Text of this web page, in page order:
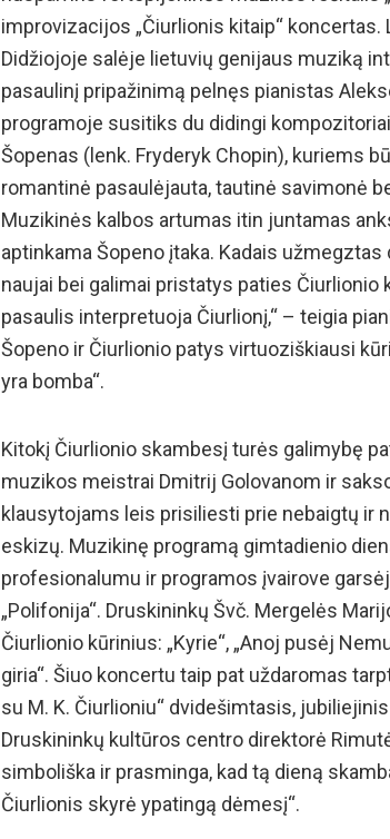
improvizacijos „Čiurlionis kitaip“
Didžiojoje salėje lietuvių genijaus muziką
pasaulinį pripažinimą pelnęs pianistas
programoje susitiks du didingi
Šopenas (lenk. Fryderyk Chopin), kuriems
romantinė pasaulėjauta, tautinė savimonė
Muzikinės kalbos artumas itin juntamas
aptinkama Šopeno įtaka. Kadais
naujai bei galimai pristatys paties Čiurlionio
pasaulis interpretuoja Čiurlionį,“ – teigia
Šopeno ir Čiurlionio patys virtuoziškiausi
yra bomba“.
Kitokį Čiurlionio skambesį turės galimybę
muzikos meistrai Dmitrij Golovanom ir
klausytojams leis prisiliesti prie nebaigtų ir
eskizų. Muzikinę programą gimtadienio
profesionalumu ir programos įvairove
„Polifonija“. Druskininkų Švč. Mergelės
Čiurlionio kūrinius: „Kyrie“, „Anoj pusėj
giria“. Šiuo koncertu taip pat uždaromas
su M. K. Čiurlioniu“ dvidešimtasis,
Druskininkų kultūros centro direktorė
simboliška ir prasminga, kad tą dieną
Čiurlionis skyrė ypatingą dėmesį“.